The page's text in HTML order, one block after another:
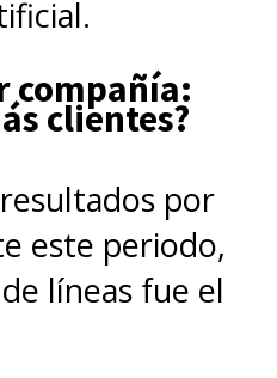
compañía:
clientes?
por
este periodo,
líneas fue el